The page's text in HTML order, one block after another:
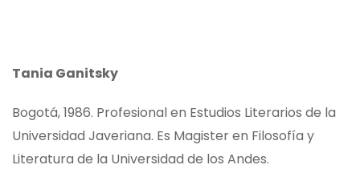
Tania Ganitsky
Bogotá, 1986. Profesional en Estudios Literarios de la
Universidad Javeriana. Es Magister en Filosofía y
Literatura de la Universidad de los Andes.